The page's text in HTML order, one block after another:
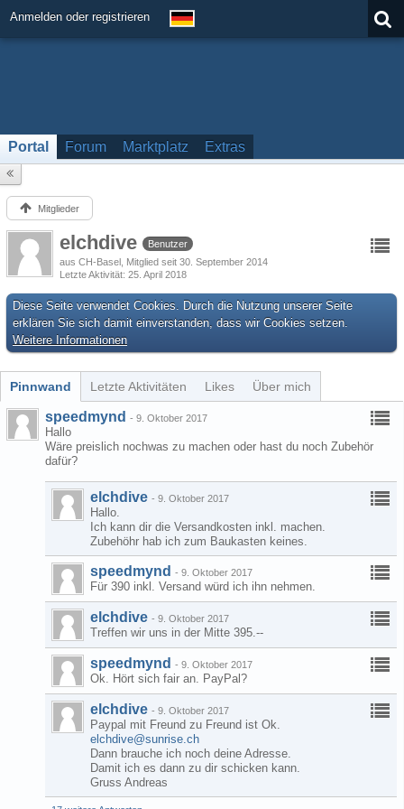
Anmelden oder registrieren
Portal Forum Marktplatz Extras
Mitglieder
elchdive
Benutzer
aus CH-Basel Mitglied seit 30. September 2014
Letzte Aktivität 25. April 2018
Diese Seite verwendet Cookies. Durch die Nutzung unserer Seite
erklären Sie sich damit einverstanden, dass wir Cookies setzen.
Weitere Informationen
Pinnwand Letzte Aktivitäten Likes Über mich
speedmynd - 9. Oktober 2017
Hallo
Wäre preislich nochwas zu machen oder hast du noch Zubehör
dafür?
elchdive - 9. Oktober 2017
Hallo.
Ich kann dir die Versandkosten inkl. machen.
Zubehöhr hab ich zum Baukasten keines.
speedmynd - 9. Oktober 2017
Für 390 inkl. Versand würd ich ihn nehmen.
elchdive - 9. Oktober 2017
Treffen wir uns in der Mitte 395.--
speedmynd - 9. Oktober 2017
Ok. Hört sich fair an. PayPal?
elchdive - 9. Oktober 2017
Paypal mit Freund zu Freund ist Ok.
elchdive@sunrise.ch
Dann brauche ich noch deine Adresse.
Damit ich es dann zu dir schicken kann.
Gruss Andreas